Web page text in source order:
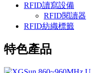
RFID讀寫設備
RFID閱讀器
RFID紡織標籤
特色產品